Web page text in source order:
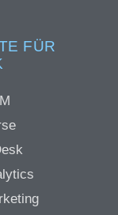
FÜR